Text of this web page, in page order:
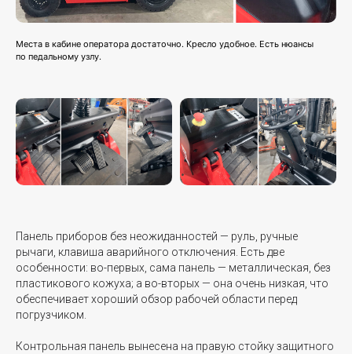
Места в кабине оператора достаточно. Кресло удобное. Есть нюансы
по педальному узлу.
Панель приборов без неожиданностей — руль, ручные
рычаги, клавиша аварийного отключения. Есть две
особенности: во-первых, сама панель — металлическая, без
пластикового кожуха; а во-вторых — она очень низкая, что
обеспечивает хороший обзор рабочей области перед
погрузчиком.
Контрольная панель вынесена на правую стойку защитного